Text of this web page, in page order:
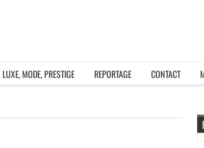
LUXE, MODE, PRESTIGE REPORTAGE CONTACT